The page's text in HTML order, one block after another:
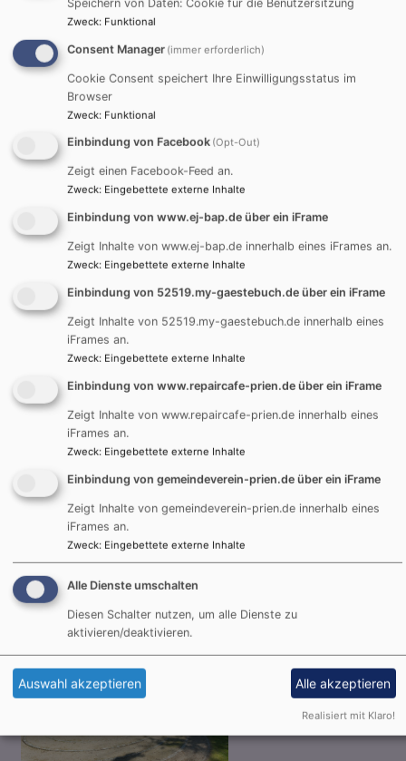
Evangelische-Termine Minikalender
August 2026
Mo Di Mi Do Fr
1
2
3
4 5 6 7 8
9
10
11 12 13 14
17
18 19 20 21 22
23
24
25 26 27 28 29
30
31
Nächste Veranstaltungen
Speichern von Daten: Cookie für die Benutzersitzung
Zweck: Funktional
Consent Manager (immer erforderlich)
Cookie Consent speichert Ihre Einwilligungsstatus im
Browser
Zweck: Funktional
Einbindung von Facebook (Opt-Out)
Zeigt einen Facebook-Feed an.
Zweck: Eingebettete externe Inhalte
Einbindung von www.ej-bap.de über ein iFrame
Zeigt Inhalte von www.ej-bap.de innerhalb eines iFrames an.
Zweck: Eingebettete externe Inhalte
Einbindung von 52519.my-gaestebuch.de über ein iFrame
Zeigt Inhalte von 52519.my-gaestebuch.de innerhalb eines
iFrames an.
Zweck: Eingebettete externe Inhalte
Einbindung von www.repaircafe-prien.de über ein iFrame
Zeigt Inhalte von www.repaircafe-prien.de innerhalb eines
iFrames an.
Zweck: Eingebettete externe Inhalte
Einbindung von gemeindeverein-prien.de über ein iFrame
Zeigt Inhalte von gemeindeverein-prien.de innerhalb eines
iFrames an.
Zweck: Eingebettete externe Inhalte
Alle Dienste umschalten
Diesen Schalter nutzen, um alle Dienste zu
aktivieren/deaktivieren.
Auswahl akzeptieren Alle akzeptieren
Realisiert mit Klaro!